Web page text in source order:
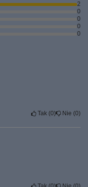
2
0
0
0
0
Tak 0 Nie 0